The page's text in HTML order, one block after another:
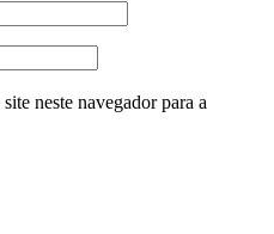
neste navegador para a